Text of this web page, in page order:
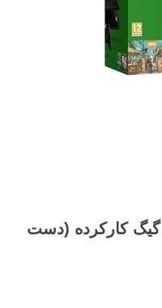
باندل ایکس باکس وان 500 گیگ کارکرده (دست